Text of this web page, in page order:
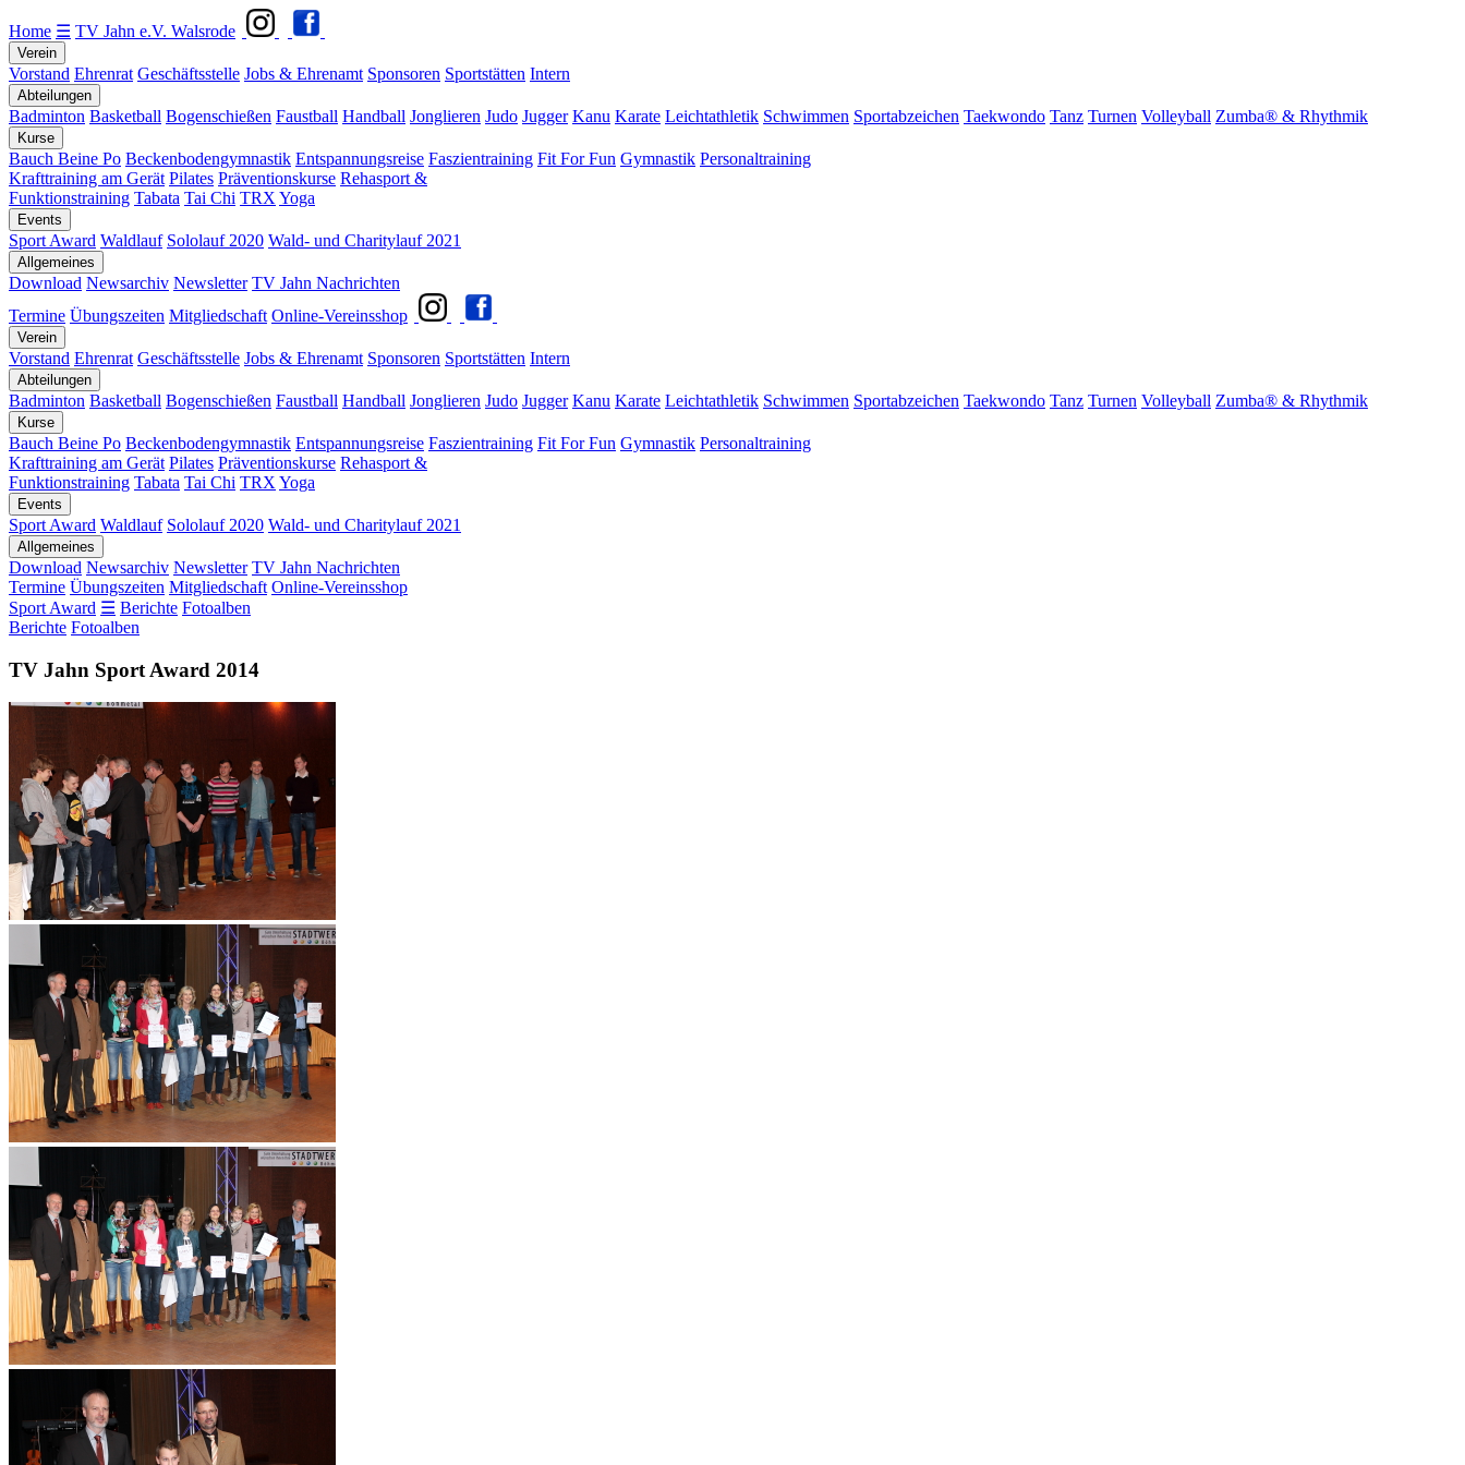
Home ☰ TV Jahn e.V. Walsrode
Verein
Vorstand Ehrenrat Geschäftsstelle Jobs & Ehrenamt Sponsoren Sportstätten Intern
Abteilungen
Badminton Basketball Bogenschießen Faustball Handball Jonglieren Judo Jugger Kanu Karate Leichtathletik Schwimmen Sportabzeichen Taekwondo Tanz Turnen Volleyball Zumba® & Rhythmik
Kurse
Bauch Beine Po Beckenbodengymnastik Entspannungsreise Faszientraining Fit For Fun Gymnastik Personaltraining
Krafttraining am Gerät Pilates Präventionskurse Rehasport &
Funktionstraining Tabata Tai Chi TRX Yoga
Events
Sport Award Waldlauf Sololauf 2020 Wald- und Charitylauf 2021
Allgemeines
Download Newsarchiv Newsletter TV Jahn Nachrichten
Termine Übungszeiten Mitgliedschaft Online-Vereinsshop
Verein
Vorstand Ehrenrat Geschäftsstelle Jobs & Ehrenamt Sponsoren Sportstätten Intern
Abteilungen
Badminton Basketball Bogenschießen Faustball Handball Jonglieren Judo Jugger Kanu Karate Leichtathletik Schwimmen Sportabzeichen Taekwondo Tanz Turnen Volleyball Zumba® & Rhythmik
Kurse
Bauch Beine Po Beckenbodengymnastik Entspannungsreise Faszientraining Fit For Fun Gymnastik Personaltraining
Krafttraining am Gerät Pilates Präventionskurse Rehasport &
Funktionstraining Tabata Tai Chi TRX Yoga
Events
Sport Award Waldlauf Sololauf 2020 Wald- und Charitylauf 2021
Allgemeines
Download Newsarchiv Newsletter TV Jahn Nachrichten
Termine Übungszeiten Mitgliedschaft Online-Vereinsshop
Sport Award ☰ Berichte Fotoalben
Berichte Fotoalben
TV Jahn Sport Award 2014